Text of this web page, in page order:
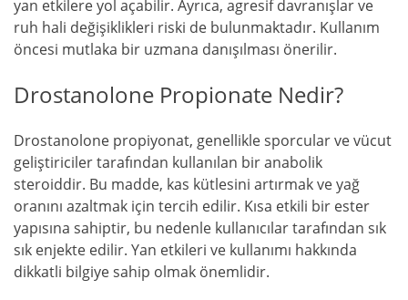
yan etkilere yol açabilir. Ayrıca, agresif davranışlar ve
ruh hali değişiklikleri riski de bulunmaktadır. Kullanım
öncesi mutlaka bir uzmana danışılması önerilir.
Drostanolone Propionate Nedir?
Drostanolone propiyonat, genellikle sporcular ve vücut
geliştiriciler tarafından kullanılan bir anabolik
steroiddir. Bu madde, kas kütlesini artırmak ve yağ
oranını azaltmak için tercih edilir. Kısa etkili bir ester
yapısına sahiptir, bu nedenle kullanıcılar tarafından sık
sık enjekte edilir. Yan etkileri ve kullanımı hakkında
dikkatli bilgiye sahip olmak önemlidir.